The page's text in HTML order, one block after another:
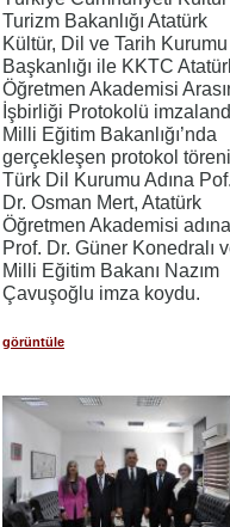
Turizm Bakanlığı Atatürk
Kültür, Dil ve Tarih Kurumu
Başkanlığı ile KKTC
Öğretmen Akademisi
İşbirliği Protokolü
Milli Eğitim Bakanlığı’nda
gerçekleşen protokol
Türk Dil Kurumu Adına Pof.
Dr. Osman Mert, Atatürk
Öğretmen Akademisi adına
Prof. Dr. Güner Konedralı
Milli Eğitim Bakanı Nazım
Çavuşoğlu imza koydu.
görüntüle